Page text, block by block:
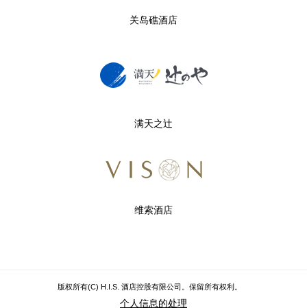
关岛礁酒店
满天之辻
维索酒店
版权所有(C) H.I.S. 酒店控股有限公司。保留所有权利。
个人信息的处理